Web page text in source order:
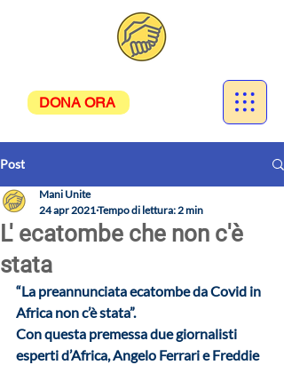
DONA ORA
Post
L' ecatombe che non c'è
stata
Mani Unite
24 apr 2021Tempo di lettura: 2 min
“La preannunciata ecatombe da Covid in
Africa non c’è stata”.
Con questa premessa due giornalisti
esperti d’Africa, Angelo Ferrari e Freddie